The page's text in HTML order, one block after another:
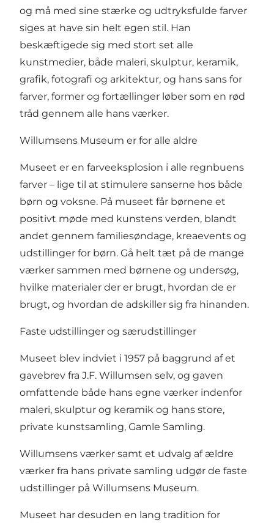
og må med sine stærke og udtryksfulde farver
siges at have sin helt egen stil. Han
beskæftigede sig med stort set alle
kunstmedier, både maleri, skulptur, keramik,
grafik, fotografi og arkitektur, og hans sans for
farver, former og fortællinger løber som en rød
tråd gennem alle hans værker.
Willumsens Museum er for alle aldre
Museet er en farveeksplosion i alle regnbuens
farver – lige til at stimulere sanserne hos både
børn og voksne. På museet får børnene et
positivt møde med kunstens verden, blandt
andet gennem familiesøndage, kreaevents og
udstillinger for børn. Gå helt tæt på de mange
værker sammen med børnene og undersøg,
hvilke materialer der er brugt, hvordan de er
brugt, og hvordan de adskiller sig fra hinanden.
Faste udstillinger og særudstillinger
Museet blev indviet i 1957 på baggrund af et
gavebrev fra J.F. Willumsen selv, og gaven
omfattende både hans egne værker indenfor
maleri, skulptur og keramik og hans store,
private kunstsamling, Gamle Samling.
Willumsens værker samt et udvalg af ældre
værker fra hans private samling udgør de faste
udstillinger på Willumsens Museum.
Museet har desuden en lang tradition for